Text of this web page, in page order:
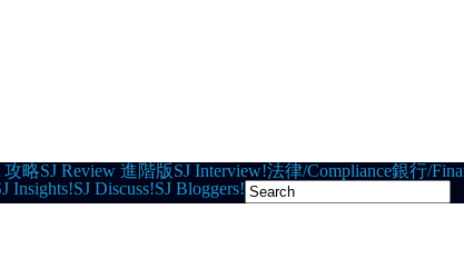
攻略SJ Review 進階版SJ Interview!法律/Compliance銀行/
Insights!SJ Discuss!SJ Bloggers!